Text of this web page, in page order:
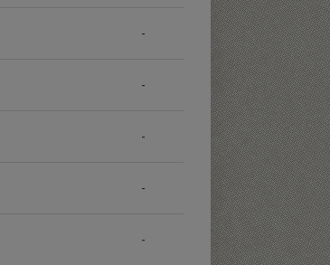
-
-
-
-
-